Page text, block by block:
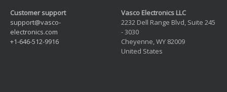
Customer support
support@vasco-
electronics.com
+1-646-512-9916
Vasco Electronics LLC
2232 Dell Range Blvd, Suite 245
- 3030
Cheyenne, WY 82009
United States